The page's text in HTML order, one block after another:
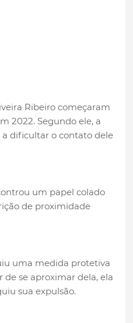
Ribeiro começaram
2022. Segundo ele, a
dificultar o contato dele
um papel colado
de proximidade
uma medida protetiva
se aproximar dela, ela
sua expulsão.